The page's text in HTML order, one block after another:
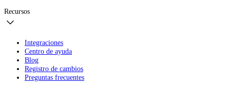
Recursos
Integraciones
Centro de ayuda
Blog
Registro de cambios
Preguntas frecuentes